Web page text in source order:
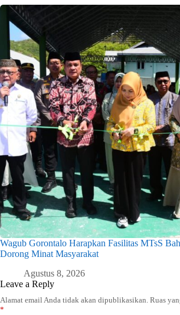
Wagub Gorontalo Harapkan Fasilitas MTsS
Dorong Minat Masyarakat
Agustus 8, 2026
Leave a Reply
Alamat email Anda tidak akan dipublikasikan. Ruas
*